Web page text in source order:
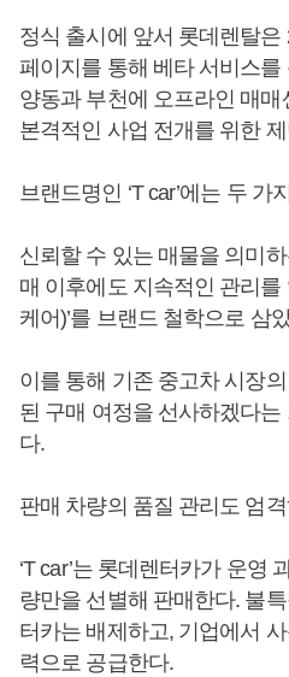
정식 출시에 앞서 롯데렌탈은
페이지를 통해 베타 서비스
양동과 부천에 오프라인 매
본격적인 사업 전개를 위한
브랜드명인 ‘T car’에는 두 가
신뢰할 수 있는 매물을 의미하
매 이후에도 지속적인 관리를
케어)’를 브랜드 철학으로 삼
이를 통해 기존 중고차 시장
된 구매 여정을 선사하겠다
다.
판매 차량의 품질 관리도 엄
‘T car’는 롯데렌터카가 운영
량만을 선별해 판매한다. 불
터카는 배제하고, 기업에서
력으로 공급한다.